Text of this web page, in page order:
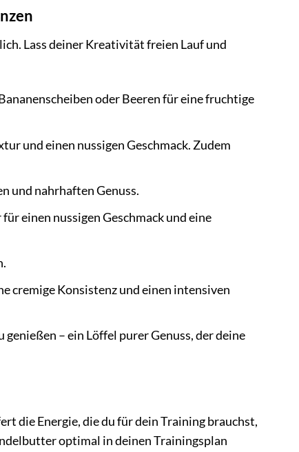
Lass deiner Kreativität freien Lauf und
oder Beeren für eine fruchtige
und einen nussigen Geschmack. Zudem
und nahrhaften Genuss.
einen nussigen Geschmack und eine
cremige Konsistenz und einen intensiven
– ein Löffel purer Genuss, der deine
die Energie, die du für dein Training brauchst,
optimal in deinen Trainingsplan